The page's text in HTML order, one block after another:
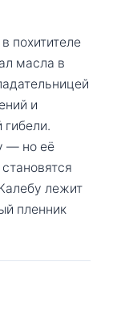
похитителе
масла в
и
гибели.
— но её
лежит
пленник